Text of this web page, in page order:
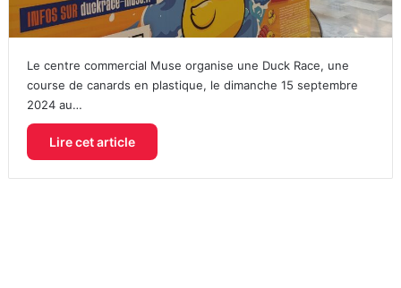
Le centre commercial Muse organise une Duck Race, une
course de canards en plastique, le dimanche 15 septembre
2024 au…
Lire cet article